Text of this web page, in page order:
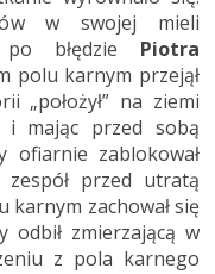
w swojej mieli
błędzie Piotra
polu karnym przejął
„położył” na ziemi
mając przed sobą
ofiarnie zablokował
przed utratą
karnym zachował się
odbił zmierzającą w
z pola karnego